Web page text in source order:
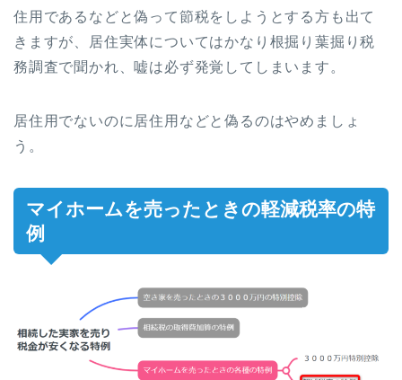
住用であるなどと偽って節税をしようとする方も出て
きますが、居住実体についてはかなり根掘り葉掘り税
務調査で聞かれ、嘘は必ず発覚してしまいます。
居住用でないのに居住用などと偽るのはやめましょ
う。
マイホームを売ったときの軽減税率の特
例